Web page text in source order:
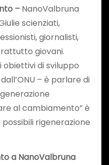
–NanoValbruna
scienziati,
giornalisti,
giovani.
obiettivi di sviluppo
– è parlare di
al cambiamento” è
rigenerazione
a NanoValbruna